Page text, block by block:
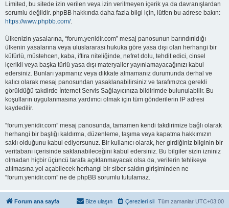
Limited, bu sitede izin verilen veya izin verilmeyen içerik ya da davranışlardan
sorumlu değildir. phpBB hakkında daha fazla bilgi için, lütfen bu adrese bakın:
https://www.phpbb.com/.
Ülkenizin yasalarına, “forum.yenidir.com” mesaj panosunun barındırıldığı
ülkenin yasalarına veya uluslararası hukuka göre yasa dışı olan herhangi bir
küfürlü, müstehcen, kaba, iftira niteliğinde, nefret dolu, tehdit edici, cinsel
içerikli veya başka türlü yasa dışı materyaller yayınlamayacağınızı kabul
edersiniz. Bunları yapmanız veya dikkate almamanız durumunda derhal ve
kalıcı olarak mesaj panosundan yasaklanabilirsiniz ve tarafımızca gerekli
görüldüğü takdirde İnternet Servis Sağlayıcınıza bildirimde bulunulabilir. Bu
koşulların uygulanmasına yardımcı olmak için tüm gönderilerin IP adresi
kaydedilir.
“forum.yenidir.com” mesaj panosunda, tamamen kendi takdirimize bağlı olarak
herhangi bir başlığı kaldırma, düzenleme, taşıma veya kapatma hakkımızın
saklı olduğunu kabul ediyorsunuz. Bir kullanıcı olarak, her girdiğiniz bilginin bir
veritabanı içerisinde saklanabileceğini kabul edersiniz. Bu bilgiler sizin izniniz
olmadan hiçbir üçüncü tarafa açıklanmayacak olsa da, verilerin tehlikeye
atılmasına yol açabilecek herhangi bir siber saldırı girişiminden ne
“forum.yenidir.com” ne de phpBB sorumlu tutulamaz.
Forum ana sayfa Tüm zamanlar UTC+03:00
Çerezleri sil
Bize ulaşın